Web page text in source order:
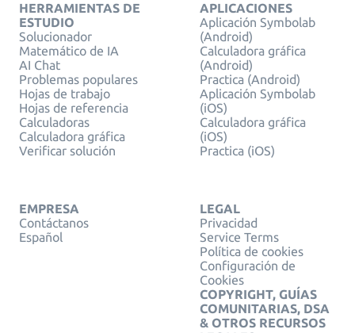
HERRAMIENTAS DE
ESTUDIO
Solucionador
Matemático de IA
AI Chat
Problemas populares
Hojas de trabajo
Hojas de referencia
Calculadoras
Calculadora gráfica
Verificar solución
APLICACIONES
Aplicación Symbolab
(Android)
Calculadora gráfica
(Android)
Practica (Android)
Aplicación Symbolab
(iOS)
Calculadora gráfica
(iOS)
Practica (iOS)
EMPRESA
Contáctanos
Español
LEGAL
Privacidad
Service Terms
Política de cookies
Configuración de
Cookies
COPYRIGHT, GUÍAS
COMUNITARIAS, DSA
& OTROS RECURSOS